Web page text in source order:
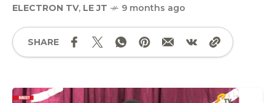
ELECTRON TV, LE JT 9 months ago
SHARE